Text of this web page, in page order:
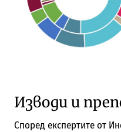
Изводи и
Според експертите от